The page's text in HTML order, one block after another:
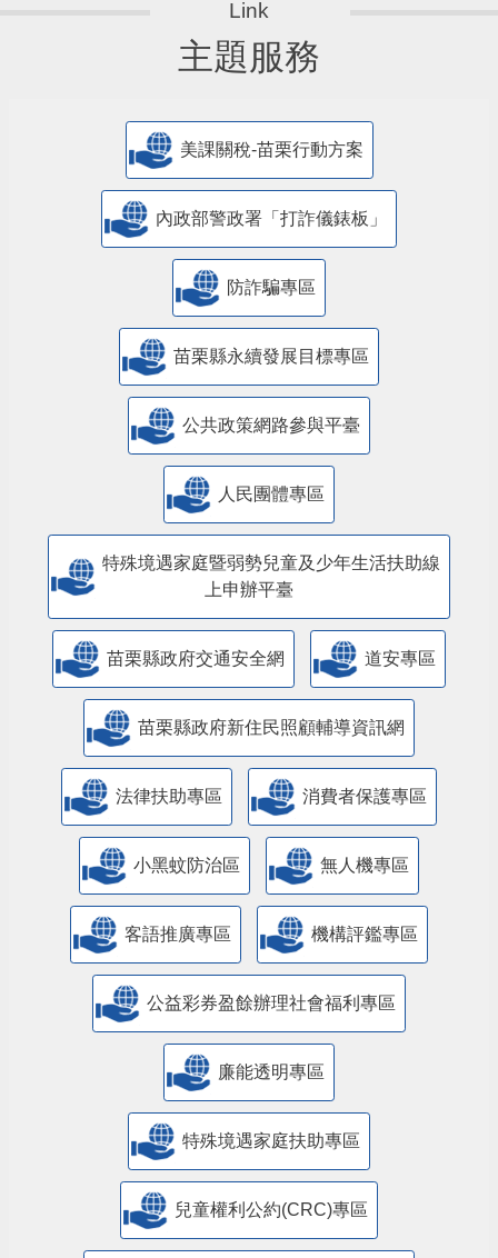
主題服務
美課關稅-苗栗行動方案
內政部警政署「打詐儀錶板」
防詐騙專區
苗栗縣永續發展目標專區
公共政策網路參與平臺
人民團體專區
特殊境遇家庭暨弱勢兒童及少年生活扶助線
上申辦平臺
苗栗縣政府交通安全網 道安專區
苗栗縣政府新住民照顧輔導資訊網
法律扶助專區 消費者保護專區
小黑蚊防治區 無人機專區
客語推廣專區 機構評鑑專區
公益彩券盈餘辦理社會福利專區
廉能透明專區
特殊境遇家庭扶助專區
兒童權利公約(CRC)專區